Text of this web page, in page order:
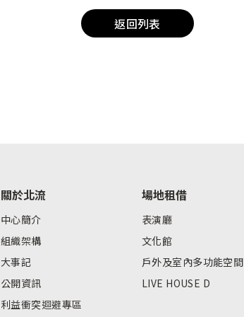
返回列表
關於北流
中心簡介
組織架構
大事記
公開資訊
利益衝突迴避專區
場地租借
表演廳
文化館
戶外及室內多功能空間
LIVE HOUSE D